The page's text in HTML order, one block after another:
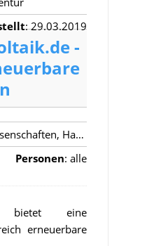
: 29.03.2019
-
Handwerk
Personen: alle
bietet eine
erneuerbare